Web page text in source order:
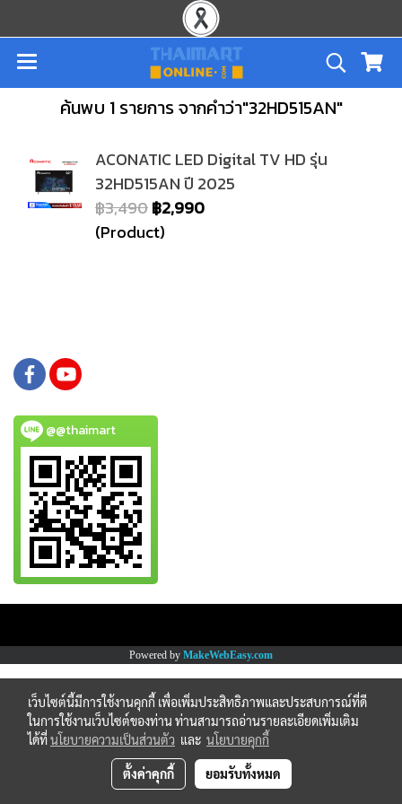
ค้นพบ 1 รายการ จากคำว่า"32HD515AN"
ACONATIC LED Digital TV HD รุ่น
32HD515AN ปี 2025
฿3,490฿2,990
(Product)
@@thaimart
Powered by MakeWebEasy.com
เว็บไซต์นี้มีการใช้งานคุกกี้ เพื่อเพิ่มประสิทธิภาพและประสบการณ์ที่ดี
ในการใช้งานเว็บไซต์ของท่าน ท่านสามารถอ่านรายละเอียดเพิ่มเติม
ได้ที่นโยบายความเป็นส่วนตัว และ นโยบายคุกกี้
ตั้งค่าคุกกี้ ยอมรับทั้งหมด